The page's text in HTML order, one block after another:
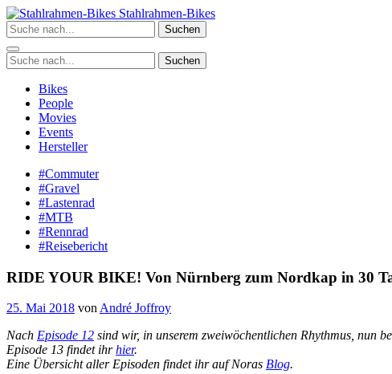
Zum
Inhalt
springen
Stahlrahmen-Bikes
Suchen
Suchen
Bikes
People
Movies
Events
Hersteller
#Commuter
#Gravel
#Lastenrad
#MTB
#Rennrad
#Reisebericht
RIDE YOUR BIKE! Von Nürnberg zum Nordkap in 30
25. Mai 2018 vonAndré Joffroy
Nach Episode 12 sind wir, in unserem zweiwöchentlichen Rhythmus, nun
Episode 13 findet ihrhier.
Eine Übersicht aller Episoden findet ihr auf Noras Blog.